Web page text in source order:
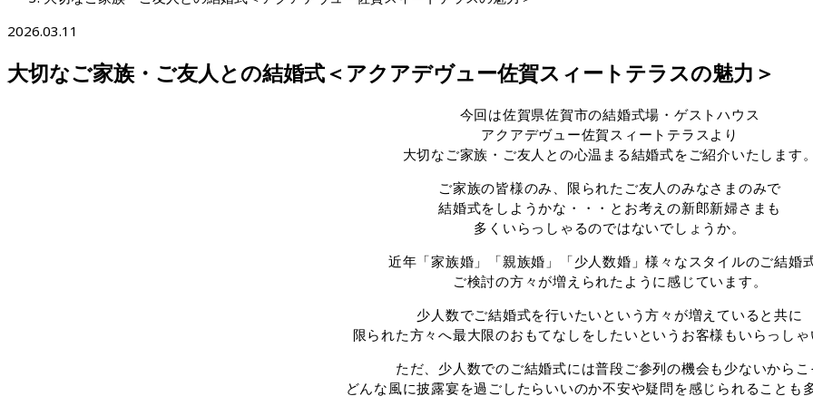
2026.03.11
大切なご家族・ご友人との結婚式＜アクアデヴュー佐賀スィートテラスの魅力＞
今回は佐賀県佐賀市の結婚式場・ゲストハウス
アクアデヴュー佐賀スィートテラスより
大切なご家族・ご友人との心温まる結婚式をご紹介いたします。
ご家族の皆様のみ、限られたご友人のみなさまのみで
結婚式をしようかな・・・とお考えの新郎新婦さまも
多くいらっしゃるのではないでしょうか。
近年「家族婚」「親族婚」「少人数婚」様々なスタイルのご結婚
ご検討の方々が増えられたように感じています。
少人数でご結婚式を行いたいという方々が増えていると共に
限られた方々へ最大限のおもてなしをしたいというお客様もいらっしゃ
ただ、少人数でのご結婚式には普段ご参列の機会も少ないからこ
どんな風に披露宴を過ごしたらいいのか不安や疑問を感じられることも